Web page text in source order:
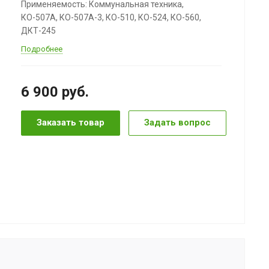
Применяемость: Коммунальная техника,
КО-507А, КО-507А-3, КО-510, КО-524, КО-560,
ДКТ-245
Подробнее
6 900 руб.
Заказать товар Задать вопрос